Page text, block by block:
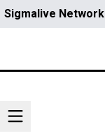
Sigmalive Network